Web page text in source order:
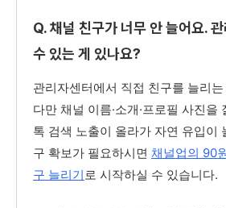
Q. 채널 친구가 너무 안 늘어요.
수 있는 게 있나요?
관리자센터에서 직접 친구를 늘리
다만 채널 이름·소개·프로필 사진을
톡 검색 노출이 올라가 자연 유입이
구 확보가 필요하시면 채널업의 90
구 늘리기로 시작하실 수 있습니다.